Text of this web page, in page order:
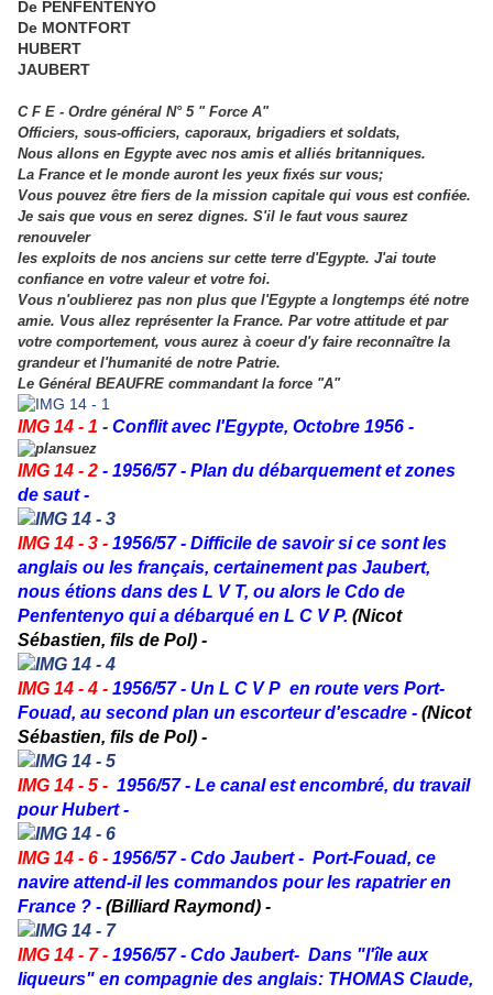
De PENFENTENYO
De MONTFORT
HUBERT
JAUBERT
C F E - Ordre général N° 5 " Force A"
Officiers, sous-officiers, caporaux, brigadiers et soldats,
Nous allons en Egypte avec nos amis et alliés britanniques.
La France et le monde auront les yeux fixés sur vous;
Vous pouvez être fiers de la mission capitale qui vous est confiée.
Je sais que vous en serez dignes. S'il le faut vous saurez
renouveler
les exploits de nos anciens sur cette terre d'Egypte. J'ai toute
confiance en votre valeur et votre foi.
Vous n'oublierez pas non plus que l'Egypte a longtemps été notre
amie. Vous allez représenter la France. Par votre attitude et par
votre comportement, vous aurez à coeur d'y faire reconnaître la
grandeur et l'humanité de notre Patrie.
Le Général BEAUFRE commandant la force "A"
IMG 14 - 1 - Conflit avec l'Egypte, Octobre 1956 -
IMG 14 - 2 - 1956/57 - Plan du débarquement et zones
de saut -
IMG 14 - 3 - 1956/57 - Difficile de savoir si ce sont les
anglais ou les français, certainement pas Jaubert,
nous étions dans des L V T, ou alors le Cdo de
Penfentenyo qui a débarqué en L C V P. (Nicot
Sébastien, fils de Pol) -
IMG 14 - 4 - 1956/57 - Un L C V P en route vers Port-
Fouad, au second plan un escorteur d'escadre - (Nicot
Sébastien, fils de Pol) -
IMG 14 - 5 - 1956/57 - Le canal est encombré, du travail
pour Hubert -
IMG 14 - 6 - 1956/57 - Cdo Jaubert - Port-Fouad, ce
navire attend-il les commandos pour les rapatrier en
France ? - (Billiard Raymond) -
IMG 14 - 7 - 1956/57 - Cdo Jaubert- Dans "l'île aux
liqueurs" en compagnie des anglais: THOMAS Claude,